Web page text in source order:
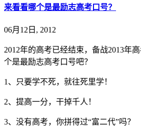
来看看哪个是最励志高考口号？
06月12日, 2012
2012年的高考已经结束，备战2013年
个是最励志高考口号吧？
1、只要学不死，就往死里学！
2、提高一分，干掉千人！
3、没有高考，你拼得过“富二代”吗？